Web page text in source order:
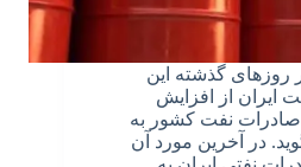
گذشته این
ایران از افزایش
صادرات نفت کشور به
در آخرین مورد آن